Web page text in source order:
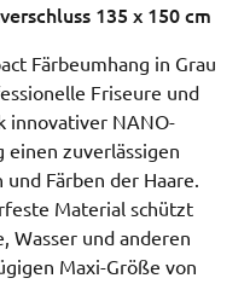
135 x 150 cm
Färbeumhang in Grau
Friseure und
innovativer NANO-
einen zuverlässigen
Färben der Haare.
Material schützt
Wasser und anderen
Maxi-Größe von